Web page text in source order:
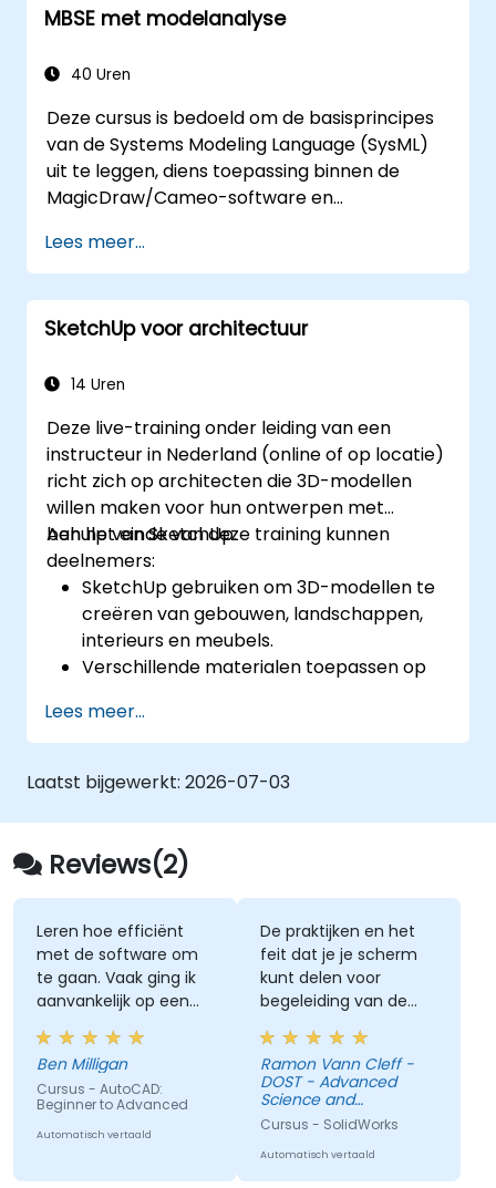
met behulp van de MagicDraw/Cameo-
macros en scripts functioneren in MagicDraw
MBSE met modelanalyse
40 Uren
Deze cursus is bedoeld om de basisprincipes
van de Systems Modeling Language (SysML)
uit te leggen, diens toepassing binnen de
MagicDraw/Cameo-software en
modelgebaseerde systeemontwikkeling. Ook
komen beste praktijken rondom
validatieregels, validatiesuites en
modelmetrieken aan bod; verder leren
van modelquery’s in MagicDraw/Cameo.
Lees meer...
SketchUp voor architectuur
14 Uren
Deze live-training onder leiding van een
instructeur in Nederland (online of op locatie)
richt zich op architecten die 3D-modellen
willen maken voor hun ontwerpen met
behulp van SketchUp.
Aan het einde van deze training kunnen
deelnemers:
SketchUp gebruiken om 3D-modellen te
creëren van gebouwen, landschappen,
interieurs en meubels.
Verschillende materialen toepassen op
structuur.
Een gemodelleerd object geografisch
positioneren zodat realistische effecten
zoals schaduwen ontstaan.
Lees meer...
Laatst bijgewerkt: 2026-07-03
Reviews(2)
Leren hoe efficiënt
met de software om
te gaan. Vaak ging ik
aanvankelijk op een
bepaalde manier te
werk bij het voltooien
van een tekening,
waarna Jai me een
eenvoudigere of
efficiëntere methode
Ben Milligan
Cursus - AutoCAD:
Beginner to Advanced
Automatisch vertaald
De praktijken en het
feit dat je je scherm
kunt delen voor
begeleiding van de
instructeur
Ramon Vann Cleff -
DOST - Advanced
Science and
Technology Institute
Cursus - SolidWorks
Automatisch vertaald